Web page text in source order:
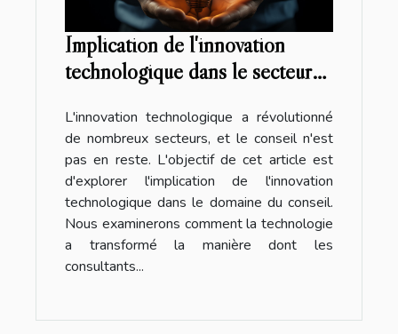
Implication de l'innovation
technologique dans le secteur
L'innovation technologique a révolutionné
de nombreux secteurs, et le conseil n'est
pas en reste. L'objectif de cet article est
d'explorer l'implication de l'innovation
technologique dans le domaine du conseil.
Nous examinerons comment la technologie
a transformé la manière dont les
consultants...